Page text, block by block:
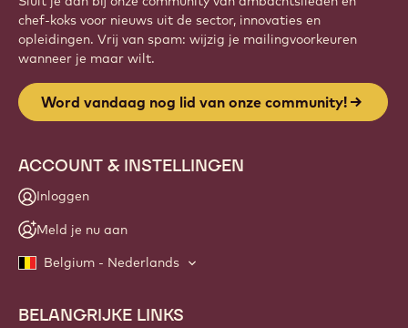
chef-koks voor nieuws uit de sector, innovaties en
opleidingen. Vrij van spam: wijzig je mailingvoorkeuren
wanneer je maar wilt.
Word vandaag nog lid van onze community!
ACCOUNT & INSTELLINGEN
Inloggen
Meld je nu aan
Belgium - Nederlands
Footer
BELANGRIJKE LINKS